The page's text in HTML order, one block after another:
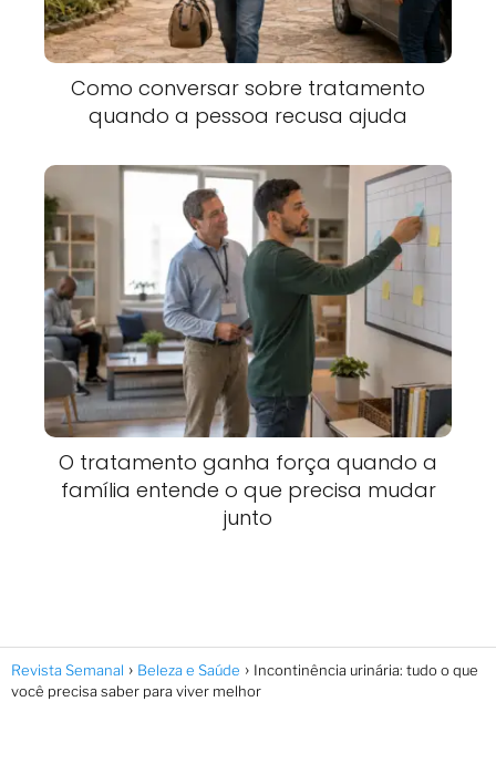
Como conversar sobre tratamento
quando a pessoa recusa ajuda
O tratamento ganha força quando a
família entende o que precisa mudar
junto
Revista Semanal Beleza e Saúde
Incontinência urinária: tudo o que
você precisa saber para viver melhor